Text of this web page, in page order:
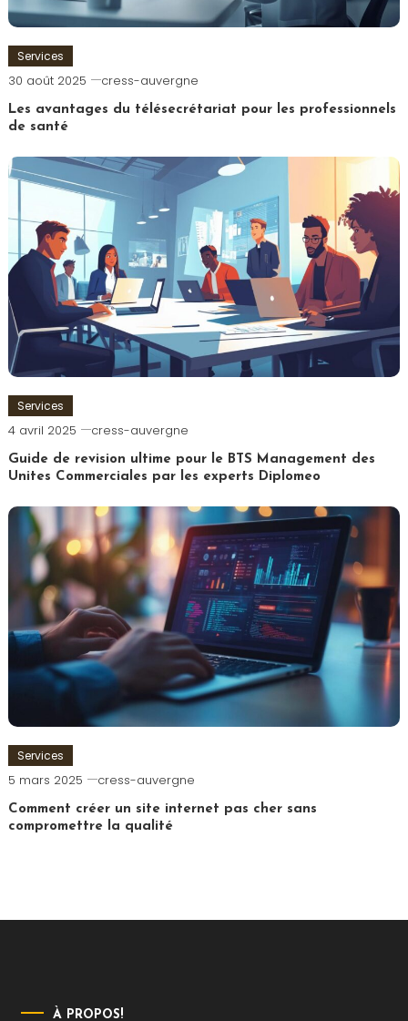
Services
30 août 2025 cress-auvergne
Les avantages du télésecrétariat pour les professionnels
de santé
Services
4 avril 2025 cress-auvergne
Guide de revision ultime pour le BTS Management des
Unites Commerciales par les experts Diplomeo
Services
5 mars 2025 cress-auvergne
Comment créer un site internet pas cher sans
compromettre la qualité
À PROPOS!